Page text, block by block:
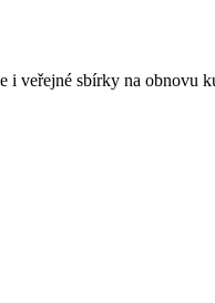
i veřejné sbírky na obnovu